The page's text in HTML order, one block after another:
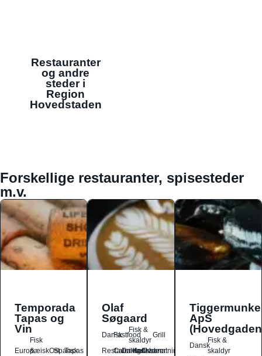
Restauranter
og andre
steder i
Region
Hovedstaden
Forskellige restauranter, spisesteder
m.v.
Temporada
Tapas og
Vin
Europæisk
Fisk
&
OstSpansk
Tapas
Olaf
Søgaard
DanskFastfood
Fisk &
skaldyr
Grill
Restauranter
Catering
Drikkesteder
Kaffebarer
Overnatningssteder
ApS
Dansk
Fisk &
skaldyr